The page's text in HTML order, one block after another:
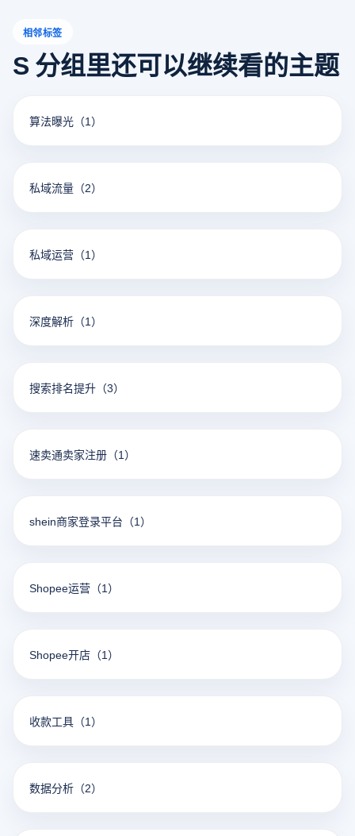
相邻标签
S 分组里还可以继续看的主题
算法曝光 （1）
私域流量 （2）
私域运营 （1）
深度解析 （1）
搜索排名提升 （3）
速卖通卖家注册 （1）
shein商家登录平台 （1）
Shopee运营 （1）
Shopee开店 （1）
收款工具 （1）
数据分析 （2）